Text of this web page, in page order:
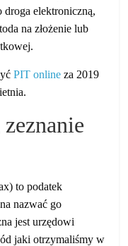
elektroniczną,
na złożenie lub
PIT online za 2019
to podatek
nazwać go
jest urzędowi
jaki otrzymaliśmy w